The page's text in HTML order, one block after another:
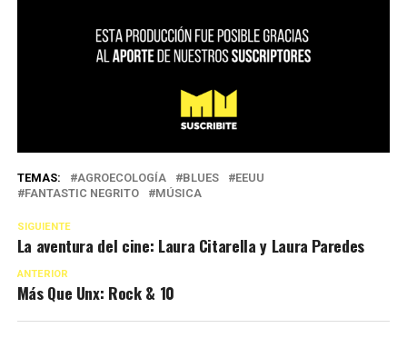
TEMAS: AGROECOLOGÍA BLUES
EEUU
FANTASTIC NEGRITO
MÚSICA
SIGUIENTE
La aventura del cine: Laura Citarella y Laura Paredes
ANTERIOR
Más Que Unx: Rock & 10